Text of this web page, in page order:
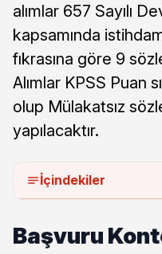
alımlar 657 Sayılı
kapsamında
fıkrasına göre 9
Alımlar KPSS Puan
olup Mülakatsız
yapılacaktır.
İçindekiler
Başvuru